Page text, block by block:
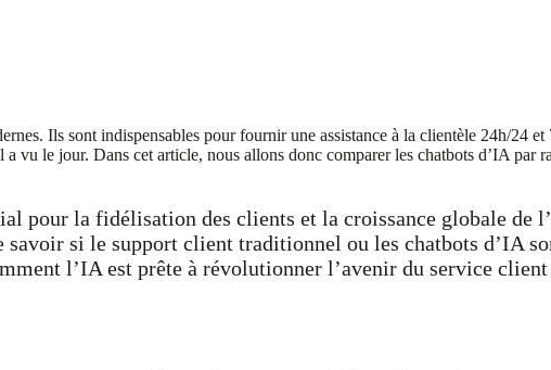
Ils sont indispensables pour fournir une assistance à la clientèle 24h/24
vu le jour. Dans cet article, nous allons donc comparer les chatbots d’IA par
pour la fidélisation des clients et la croissance globale de
si le support client traditionnel ou les chatbots d’IA
l’IA est prête à révolutionner l’avenir du service